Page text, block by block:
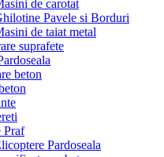
de carotat
Pavele si Borduri
de taiat metal
suprafete
beton
Praf
Pardoseala